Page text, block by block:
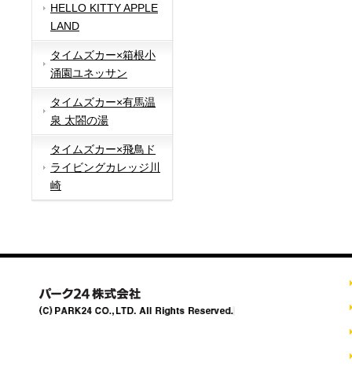
HELLO KITTY APPLE
LAND
タイムズカー×箱根小
涌園ユネッサン
タイムズカー×有馬温
泉 太閤の湯
タイムズカー×飛鳥ド
ライビングカレッジ川
崎